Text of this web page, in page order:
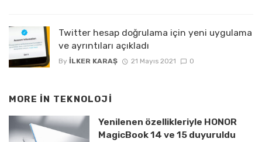
Twitter hesap doğrulama için yeni uygulama
ve ayrıntıları açıkladı
By İLKER KARAŞ 21 Mayıs 2021 0
MORE IN TEKNOLOJI
Yenilenen özellikleriyle HONOR
MagicBook 14 ve 15 duyuruldu